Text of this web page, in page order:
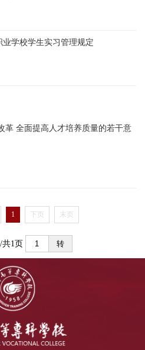
业学校学生实习管理规定
革 全面提高人才培养质量的若干意
1 下页 末页
1页 转